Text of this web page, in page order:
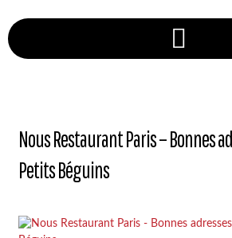
Nous Restaurant Paris – Bonnes
Petits Béguins